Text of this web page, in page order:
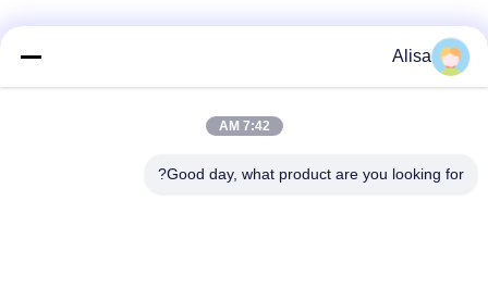
عنوان مكتب التصدير: Room 1919، Floor 19، Veinna building،
Alisa
7:42 AM
Good day, what product are you looking for?